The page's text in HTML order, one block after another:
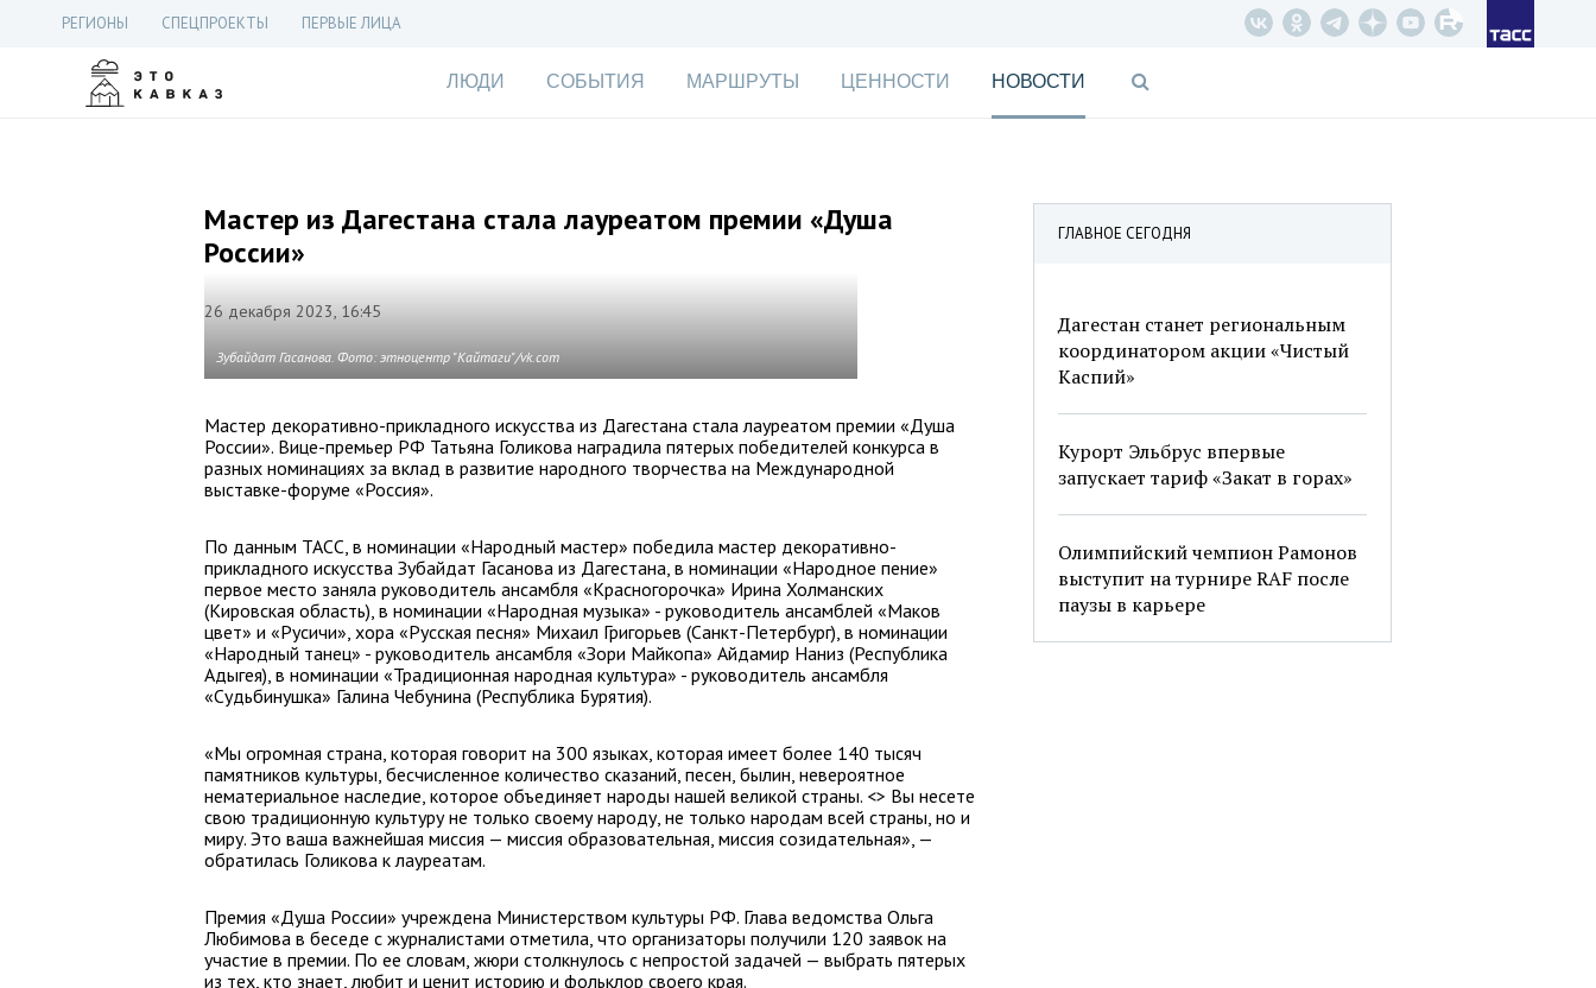
РЕГИОНЫ СПЕЦПРОЕКТЫ ПЕРВЫЕ ЛИЦА
ЛЮДИ СОБЫТИЯ МАРШРУТЫ ЦЕННОСТИ НОВОСТИ
ГЛАВНОЕ СЕГОДНЯ
Дагестан станет региональным
координатором акции «Чистый
Каспий»
Курорт Эльбрус впервые
запускает тариф «Закат в горах»
Олимпийский чемпион Рамонов
выступит на турнире RAF после
паузы в карьере
Мастер из Дагестана стала лауреатом премии «Душа
России»
26 декабря 2023, 16:45
Зубайдат Гасанова. Фото: этноцентр "Кайтаги"/vk.com
Мастер декоративно-прикладного искусства из Дагестана стала лауреатом премии «Душа
России». Вице-премьер РФ Татьяна Голикова наградила пятерых победителей конкурса в
разных номинациях за вклад в развитие народного творчества на Международной
выставке-форуме «Россия».
По данным ТАСС, в номинации «Народный мастер» победила мастер декоративно-
прикладного искусства Зубайдат Гасанова из Дагестана, в номинации «Народное пение»
первое место заняла руководитель ансамбля «Красногорочка» Ирина Холманских
(Кировская область), в номинации «Народная музыка» - руководитель ансамблей «Маков
цвет» и «Русичи», хора «Русская песня» Михаил Григорьев (Санкт-Петербург), в номинации
«Народный танец» - руководитель ансамбля «Зори Майкопа» Айдамир Наниз (Республика
Адыгея), в номинации «Традиционная народная культура» - руководитель ансамбля
«Судьбинушка» Галина Чебунина (Республика Бурятия).
«Мы огромная страна, которая говорит на 300 языках, которая имеет более 140 тысяч
памятников культуры, бесчисленное количество сказаний, песен, былин, невероятное
нематериальное наследие, которое объединяет народы нашей великой страны. <> Вы несете
свою традиционную культуру не только своему народу, не только народам всей страны, но и
миру. Это ваша важнейшая миссия — миссия образовательная, миссия созидательная», —
обратилась Голикова к лауреатам.
Премия «Душа России» учреждена Министерством культуры РФ. Глава ведомства Ольга
Любимова в беседе с журналистами отметила, что организаторы получили 120 заявок на
участие в премии. По ее словам, жюри столкнулось с непростой задачей — выбрать пятерых
из тех, кто знает, любит и ценит историю и фольклор своего края.